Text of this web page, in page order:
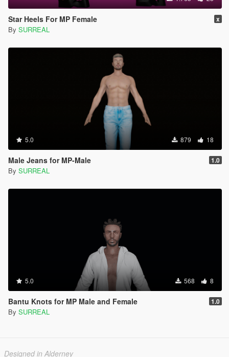
Star Heels For MP Female x
By SURREAL
5.0 879 18
Male Jeans for MP-Male 1.0
By SURREAL
5.0 568 8
Bantu Knots for MP Male and Female 1.0
By SURREAL
Designed in Alderney